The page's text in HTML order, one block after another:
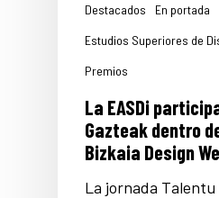
Destacados
En portada
Estudios Superiores de
Premios
La EASDi
Gazteak dentro
Bizkaia Design
La jornada Talentu